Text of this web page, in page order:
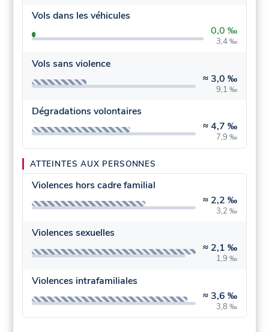
Vols dans les véhicules
0,0 ‰
3,4 ‰
Vols sans violence
≈ 3,0 ‰
9,1 ‰
Dégradations volontaires
≈4,7 ‰
7,9 ‰
ATTEINTES AUX PERSONNES
Violences hors cadre familial
≈ 2,2 ‰
3,2 ‰
Violences sexuelles
≈ 2,1 ‰
1,9 ‰
Violences intrafamiliales
≈ 3,6 ‰
3,8 ‰